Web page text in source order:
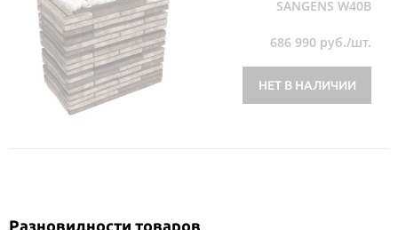
SANGENS W40B
686 990 руб./шт.
НЕТ В НАЛИЧИИ
Разновидности товаров